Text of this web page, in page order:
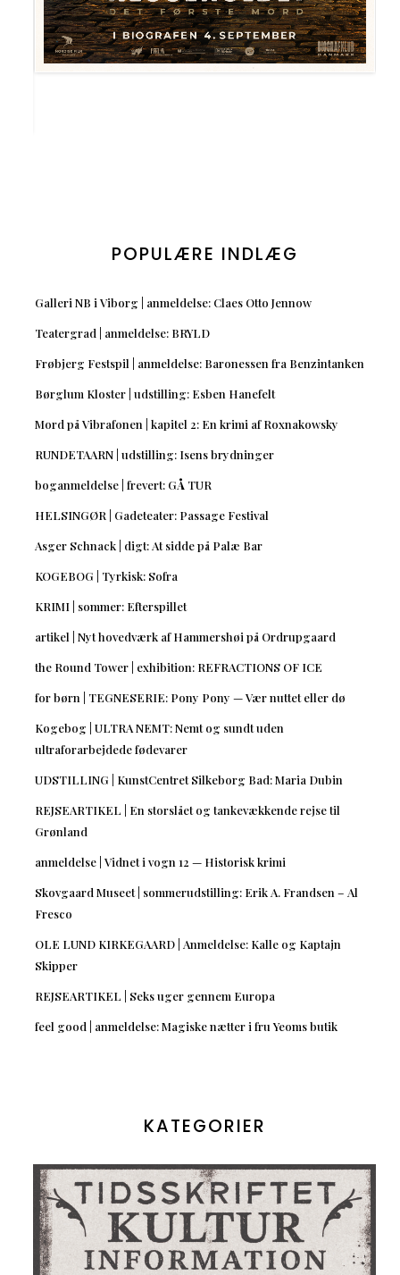
POPULÆRE INDLÆG
Galleri NB i Viborg | anmeldelse: Claes Otto Jennow
Teatergrad | anmeldelse: BRYLD
Frøbjerg Festspil | anmeldelse: Baronessen fra Benzintanken
Børglum Kloster | udstilling: Esben Hanefelt
Mord på Vibrafonen | kapitel 2: En krimi af Roxnakowsky
RUNDETAARN | udstilling: Isens brydninger
boganmeldelse | frevert: GÅ TUR
HELSINGØR | Gadeteater: Passage Festival
Asger Schnack | digt: At sidde på Palæ Bar
KOGEBOG | Tyrkisk: Sofra
KRIMI | sommer: Efterspillet
artikel | Nyt hovedværk af Hammershøi på Ordrupgaard
the Round Tower | exhibition: REFRACTIONS OF ICE
for børn | TEGNESERIE: Pony Pony — Vær nuttet eller dø
Kogebog | ULTRA NEMT: Nemt og sundt uden
ultraforarbejdede fødevarer
UDSTILLING | KunstCentret Silkeborg Bad: Maria Dubin
REJSEARTIKEL | En storslået og tankevækkende rejse til
Grønland
anmeldelse | Vidnet i vogn 12 — Historisk krimi
Skovgaard Museet | sommerudstilling: Erik A. Frandsen – Al
Fresco
OLE LUND KIRKEGAARD | Anmeldelse: Kalle og Kaptajn
Skipper
REJSEARTIKEL | Seks uger gennem Europa
feel good | anmeldelse: Magiske nætter i fru Yeoms butik
KATEGORIER